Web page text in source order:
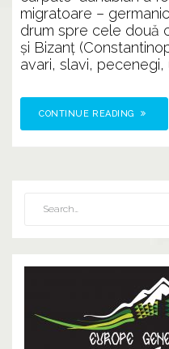
migratoare –
drum spre cele două
şi Bizanţ
avari, slavi, pecenegi,
CONTINUE READING